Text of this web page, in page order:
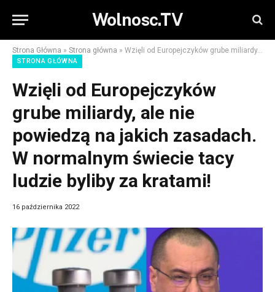
Wolnosc.TV
Strona Główna » Strona główna » Wzięli od Europejczyków grube miliardy, ale nie powiedzą na jakich zasadach. W normalnym świecie tacy ludzie byliby za kratami!
STRONA GŁÓWNA
Wzięli od Europejczyków
grube miliardy, ale nie
powiedzą na jakich zasadach.
W normalnym świecie tacy
ludzie byliby za kratami!
16 października 2022